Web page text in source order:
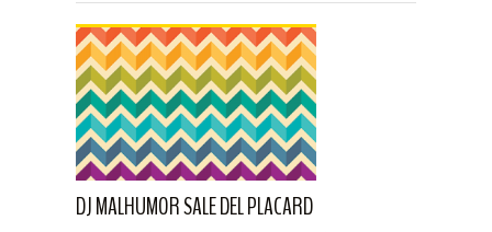
DJ MALHUMOR SALE DEL PLACARD